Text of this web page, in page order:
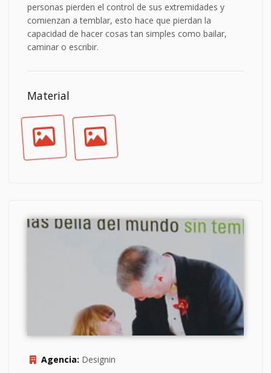
personas pierden el control de sus extremidades y
comienzan a temblar, esto hace que pierdan la
capacidad de hacer cosas tan simples como bailar,
caminar o escribir.
Material
Agencia: Designin